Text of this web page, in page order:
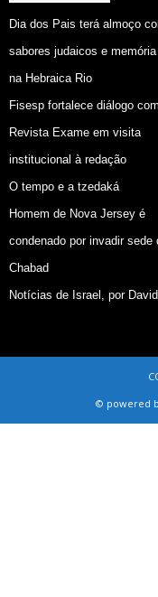
Dia dos Pais terá almoço
sabores judaicos e
na Hebraica Rio
Fisesp fortalece diálogo
Revista Exame em visita
institucional à redação
O tempo e a tzedaká
Homem de Nova Jersey é
condenado por invadir sede
Chabad
Notícias de Israel, por
© powered